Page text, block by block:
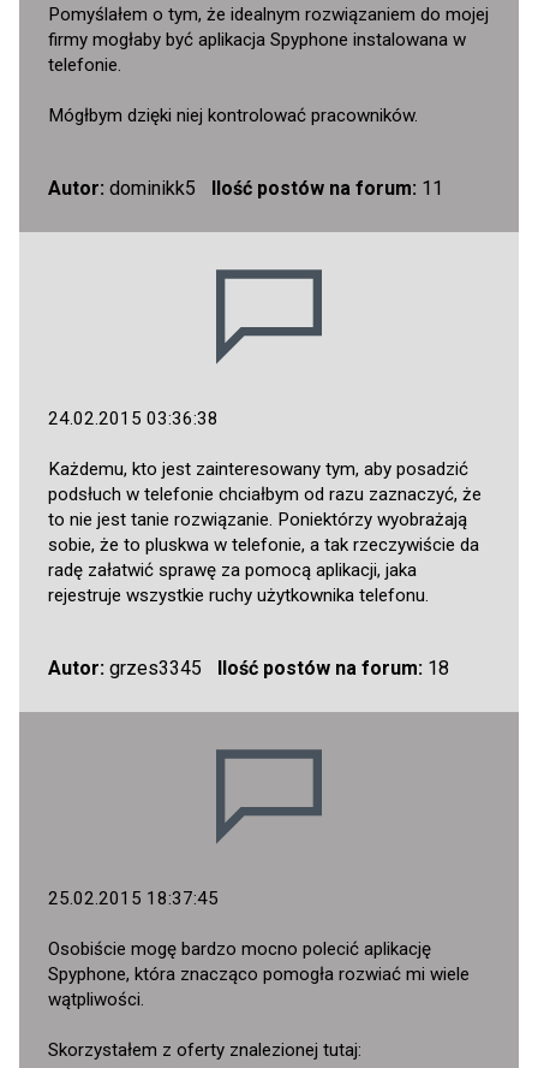
Pomyślałem o tym, że idealnym rozwiązaniem do mojej
firmy mogłaby być aplikacja Spyphone instalowana w
telefonie.
Mógłbym dzięki niej kontrolować pracowników.
Autor: dominikk5 Ilość postów na forum: 11
24.02.2015 03:36:38
Każdemu, kto jest zainteresowany tym, aby posadzić
podsłuch w telefonie chciałbym od razu zaznaczyć, że
to nie jest tanie rozwiązanie. Poniektórzy wyobrażają
sobie, że to pluskwa w telefonie, a tak rzeczywiście da
radę załatwić sprawę za pomocą aplikacji, jaka
rejestruje wszystkie ruchy użytkownika telefonu.
Autor: grzes3345 Ilość postów na forum:18
25.02.2015 18:37:45
Osobiście mogę bardzo mocno polecić aplikację
Spyphone, która znacząco pomogła rozwiać mi wiele
wątpliwości.
Skorzystałem z oferty znalezionej tutaj: